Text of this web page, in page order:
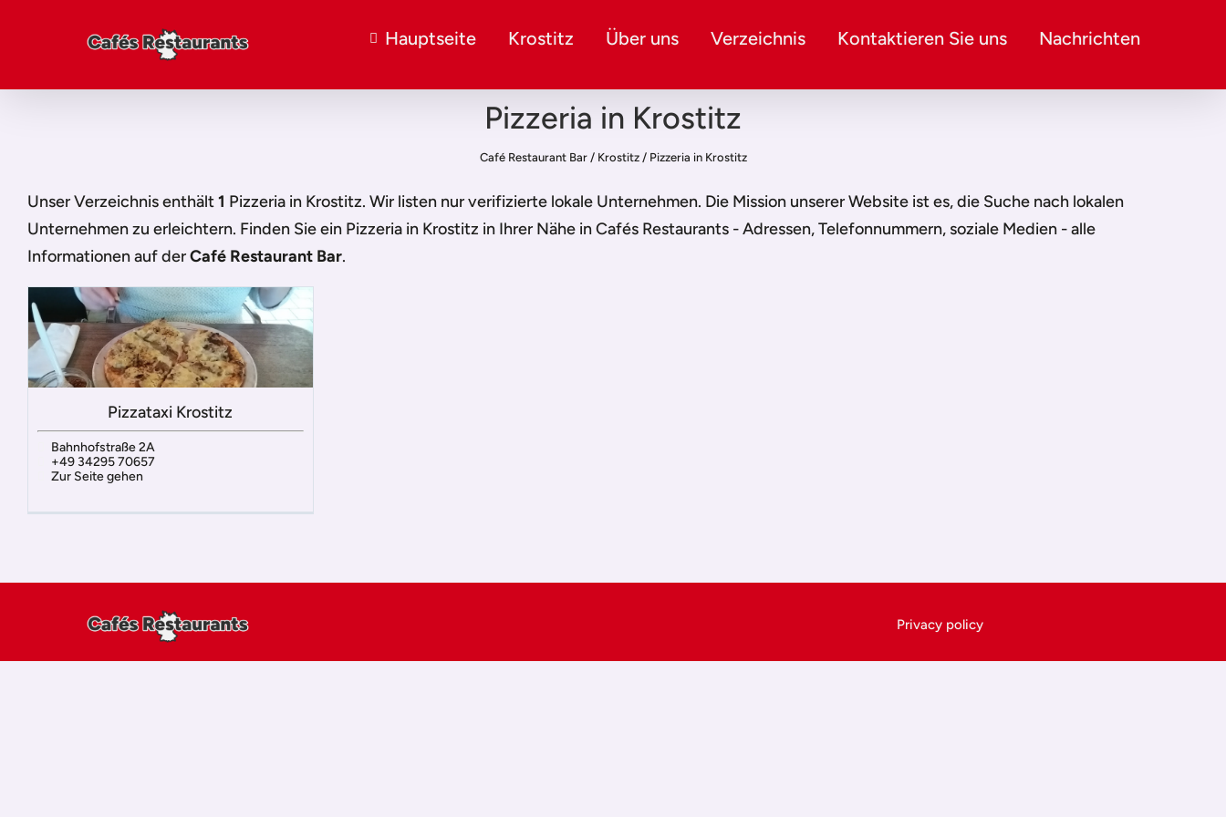
Hauptseite Krostitz Über uns Verzeichnis Kontaktieren Sie uns Nachrichten
Pizzeria in Krostitz
Café Restaurant Bar/ Krostitz/ Pizzeria in Krostitz
Unser Verzeichnis enthält1 Pizzeria in Krostitz. Wir listen nur verifizierte lokale Unternehmen. Die Mission unserer Website ist es, die Suche nach lokalen
Unternehmen zu erleichtern. Finden Sie ein Pizzeria in Krostitz in Ihrer Nähe in Cafés Restaurants - Adressen, Telefonnummern, soziale Medien - alle
Informationen auf derCafé Restaurant Bar.
Pizzataxi Krostitz
Bahnhofstraße 2A
+49 34295 70657
Zur Seite gehen
Privacy policy